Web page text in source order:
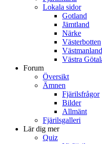
Lokala sidor
Gotland
Jämtland
Närke
Västerbotten
Västmanland
Västra
Forum
Översikt
Ämnen
Fjärilsfrågor
Bilder
Allmänt
Fjärilsgalleri
Lär dig mer
Quiz